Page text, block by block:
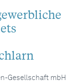
Gesellschaft mbH